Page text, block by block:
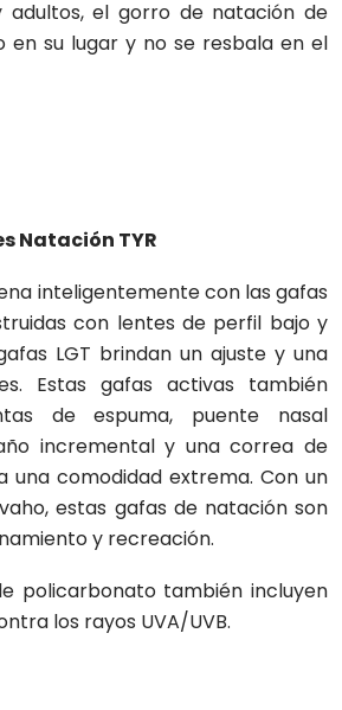
adultos, el gorro de natación de
en su lugar y no se resbala en el
Natación TYR
inteligentemente con las gafas
con lentes de perfil bajo y
LGT brindan un ajuste y una
Estas gafas activas también
de espuma, puente nasal
incremental y una correa de
una comodidad extrema. Con un
estas gafas de natación son
y recreación.
policarbonato también incluyen
los rayos UVA/UVB.